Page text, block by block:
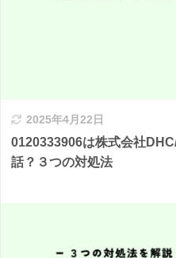
2025年4月22日
0120333906は株式会社
話？３つの対処法